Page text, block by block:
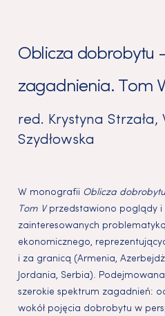
Oblicza dobrobytu
zagadnienia. Tom V
red. Krystyna Strzała,
Szydłowska
W monografii Oblicza
Tom Vprzedstawiono poglądy i
zainteresowanych
ekonomicznego,
i za granicą (Armenia,
Jordania, Serbia).
szerokie spektrum zagadnień:
wokół pojęcia dobrobytu w